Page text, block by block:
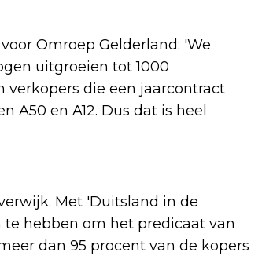
Omroep Gelderland: 'We
uitgroeien tot 1000
die een jaarcontract
A50 en A12. Dus dat is heel
Met 'Duitsland in de
hebben om het predicaat van
dan 95 procent van de kopers